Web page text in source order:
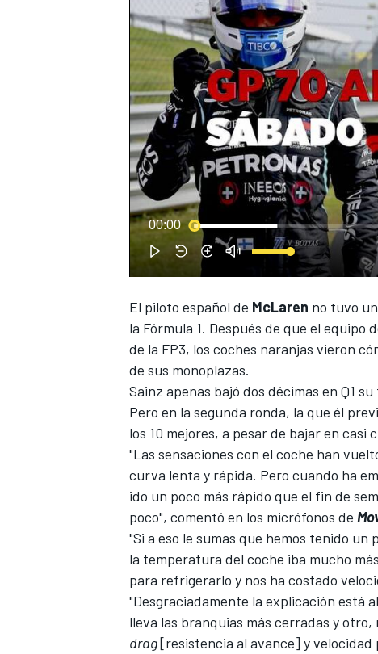
MOTOGP
NASCAR CUP
FÓRMULA E
00:00
El piloto español de McLaren no tuvo
la Fórmula 1. Después de que el equipo
de la FP3, los coches naranjas vieron
de sus monoplazas.
Sainz apenas bajó dos décimas en Q1
Pero en la segunda ronda, la que él
los 10 mejores, a pesar de bajar en
"Las sensaciones con el coche han
curva lenta y rápida. Pero cuando ha
ido un poco más rápido que el fin de
poco", comentó en los micrófonos de
"Si a eso le sumas que hemos tenido
la temperatura del coche iba mucho
para refrigerarlo y nos ha costado
"Desgraciadamente la explicación está
lleva las branquias más cerradas y
drag[resistencia al avance] y